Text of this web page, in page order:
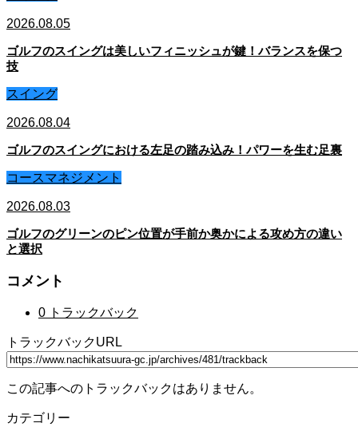
2026.08.05
ゴルフのスイングは美しいフィニッシュが鍵！バランスを保つ
技
スイング
2026.08.04
ゴルフのスイングにおける左足の踏み込み！パワーを生む足裏
コースマネジメント
2026.08.03
ゴルフのグリーンのピン位置が手前か奥かによる攻め方の違い
と選択
コメント
0 トラックバック
トラックバックURL
この記事へのトラックバックはありません。
カテゴリー